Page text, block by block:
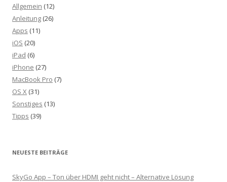
Allgemein (12)
Anleitung (26)
Apps (11)
iOS (20)
iPad (6)
iPhone (27)
MacBook Pro (7)
OS X (31)
Sonstiges (13)
Tipps (39)
NEUESTE BEITRÄGE
SkyGo App – Ton über HDMI geht nicht – Alternative Lösung